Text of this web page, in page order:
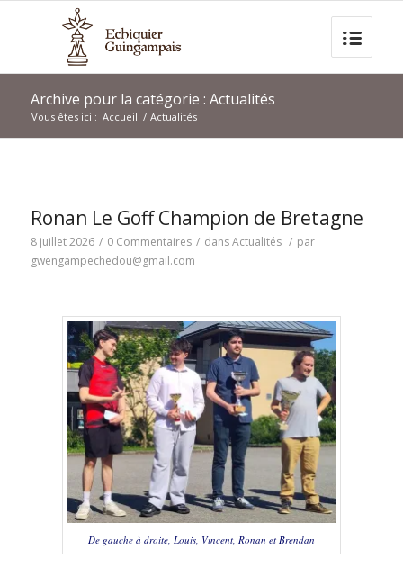
Archive pour la catégorie : Actualités
Vous êtes ici : Accueil / Actualités
Ronan Le Goff Champion de Bretagne
8 juillet 2026 / 0 Commentaires / dansActualités / par
gwengampechedou@gmail.com
De gauche à droite, Louis, Vincent, Ronan et Brendan